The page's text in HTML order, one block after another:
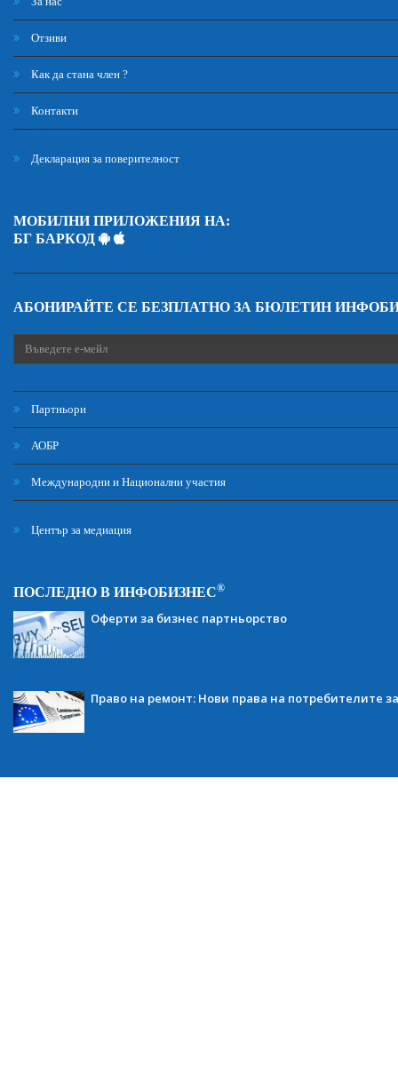
Отзиви
Как да стана член ?
Контакти
Декларация за поверителност
МОБИЛНИ ПРИЛОЖЕНИЯ НА:
БГ БАРКОД
АБОНИРАЙТЕ СЕ БЕЗПЛАТНО ЗА БЮЛЕТИН
Партньори
АОБР
Международни и Национални участия
Център за медиация
ПОСЛЕДНО В ИНФОБИЗНЕС®
Оферти за бизнес партньорство
Право на ремонт: Нови права на потребителите